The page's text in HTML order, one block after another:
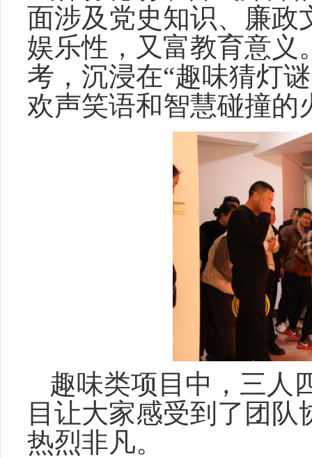
面涉及党史知识、廉政
娱乐性，又富教育意义
考，沉浸在“趣味猜灯
欢声笑语和智慧碰撞的
趣味类项目中，三人
目让大家感受到了团
热烈非凡。